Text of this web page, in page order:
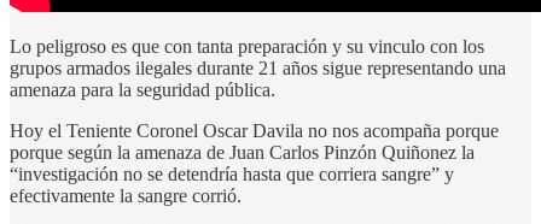
Lo peligroso es que con tanta preparación y su vinculo con los
grupos armados ilegales durante 21 años sigue representando una
amenaza para la seguridad pública.
Hoy el Teniente Coronel Oscar Davila no nos acompaña porque
porque según la amenaza de Juan Carlos Pinzón Quiñonez la
“investigación no se detendría hasta que corriera sangre” y
efectivamente la sangre corrió.